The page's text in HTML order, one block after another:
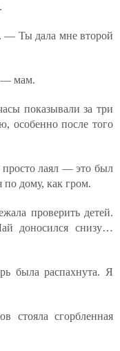
— Ты дала мне второй
— мам.
показывали за три
особенно после того
лаял — это был
дому, как гром.
проверить детей.
доносился снизу…
была распахнута. Я
стояла сгорбленная